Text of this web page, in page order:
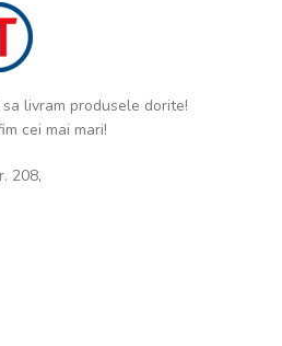
livram produsele dorite!
cei mai mari!
208,